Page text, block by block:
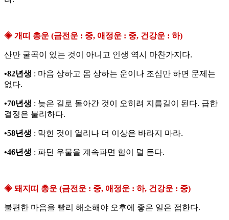
◈ 개띠 총운 (금전운 : 중, 애정운 : 중, 건강운 : 하)
산만 굴곡이 있는 것이 아니고 인생 역시 마찬가지다.
•82년생 : 마음 상하고 몸 상하는 운이나 조심만 하면 문제는
없다.
•70년생 : 늦은 길로 돌아간 것이 오히려 지름길이 된다. 급한
결정은 불리하다.
•58년생 : 막힌 것이 열리나 더 이상은 바라지 마라.
•46년생 : 파던 우물을 계속파면 힘이 덜 든다.
◈ 돼지띠 총운 (금전운 : 중, 애정운 : 하, 건강운 : 중)
불편한 마음을 빨리 해소해야 오후에 좋은 일은 접한다.